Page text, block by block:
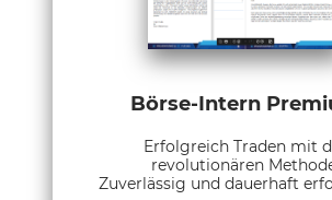
Börse-Intern
Erfolgreich Traden mit
revolutionären
Zuverlässig und dauerhaft